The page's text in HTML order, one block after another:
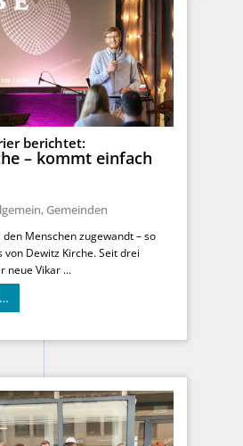
berichtet:
– kommt einfach
, Gemeinden
den Menschen zugewandt – so
von Dewitz Kirche. Seit drei
neue Vikar ...